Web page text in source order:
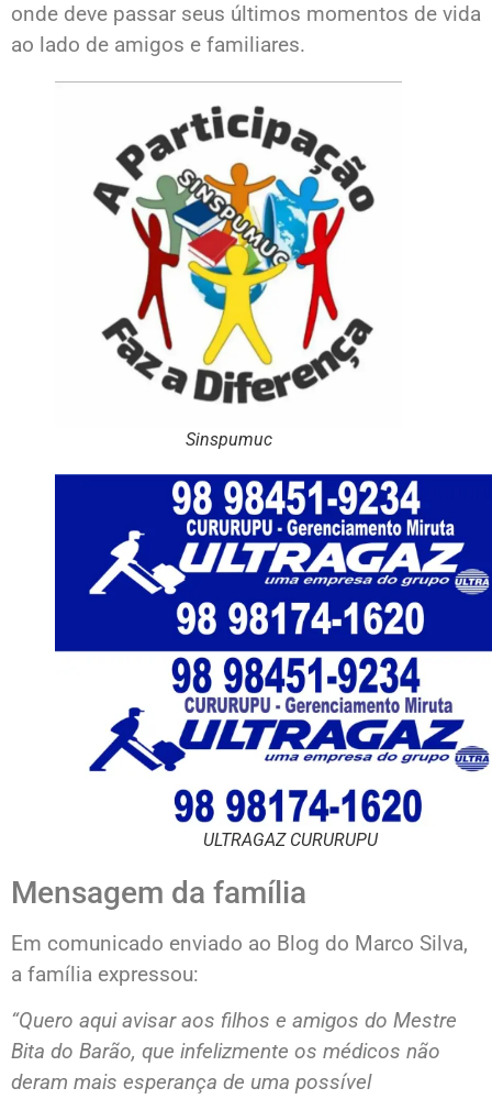
onde deve passar seus últimos momentos de vida
ao lado de amigos e familiares.
Sinspumuc
ULTRAGAZ CURURUPU
Mensagem da família
Em comunicado enviado ao Blog do Marco Silva,
a família expressou:
“Quero aqui avisar aos filhos e amigos do Mestre
Bita do Barão, que infelizmente os médicos não
deram mais esperança de uma possível